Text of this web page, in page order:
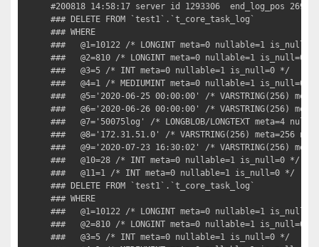
#200818 14:58:17 server id 1293306  end_log_pos
### DELETE FROM `test1`.`t_core_task_log`
### WHERE
###   @1=10122 /* LONGINT meta=0 nullable=1
###   @2=810 /* LONGINT meta=0 nullable=1 is_null=0 */
###   @3=5 /* INT meta=0 nullable=1 is_null=0 */
###   @4=1 /* MEDIUMINT meta=0 nullable=1 is_null=0 */
###   @5='2020-06-25 00:00:00' /* VARSTRING(256)
###   @6='2020-06-26 00:00:00' /* VARSTRING(256)
###   @7='50075log' /* LONGBLOB/LONGTEXT meta=4
###   @8='172.31.51.0' /* VARSTRING(256) meta=256
###   @9='2020-07-23 16:30:02' /* VARSTRING(256)
###   @10=28 /* INT meta=0 nullable=1 is_null=0 */
###   @11=1 /* INT meta=0 nullable=1 is_null=0 */
### DELETE FROM `test1`.`t_core_task_log`
### WHERE
###   @1=10122 /* LONGINT meta=0 nullable=1
###   @2=810 /* LONGINT meta=0 nullable=1 is_null=0 */
###   @3=5 /* INT meta=0 nullable=1 is_null=0 */